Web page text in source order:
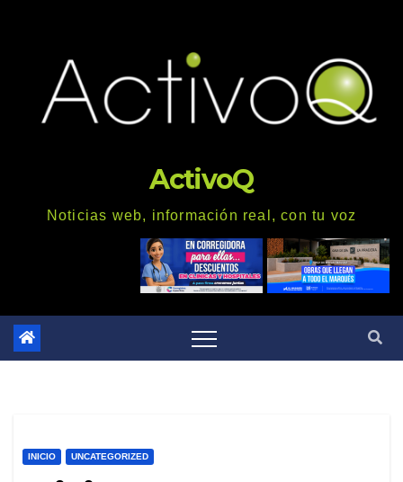
ActivoQ
Noticias web, información real, con tu voz
INICIO UNCATEGORIZED